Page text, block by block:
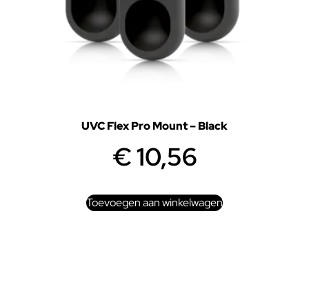
UVC Flex Pro Mount – Black
€10,56
Toevoegen aan winkelwagen